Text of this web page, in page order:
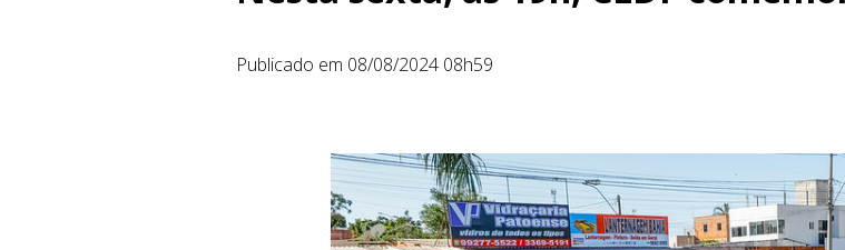
Publicado em 08/08/2024 08h59